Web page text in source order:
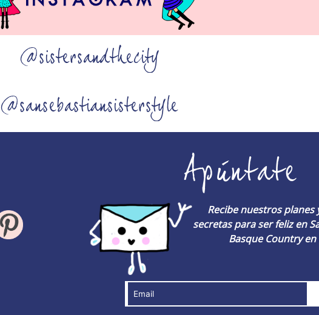
@sistersandthecity
@sansebastiansisterstyle
Apúntate
Recibe nuestros planes
secretas para ser feliz en
Basque Country